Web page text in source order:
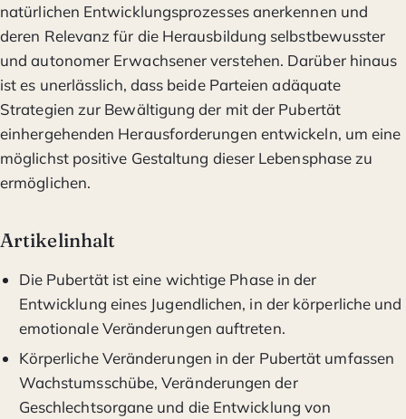
natürlichen Entwicklungsprozesses anerkennen und
deren Relevanz für die Herausbildung selbstbewusster
und autonomer Erwachsener verstehen. Darüber hinaus
ist es unerlässlich, dass beide Parteien adäquate
Strategien zur Bewältigung der mit der Pubertät
einhergehenden Herausforderungen entwickeln, um eine
möglichst positive Gestaltung dieser Lebensphase zu
ermöglichen.
Artikelinhalt
Die Pubertät ist eine wichtige Phase in der
Entwicklung eines Jugendlichen, in der körperliche und
emotionale Veränderungen auftreten.
Körperliche Veränderungen in der Pubertät umfassen
Wachstumsschübe, Veränderungen der
Geschlechtsorgane und die Entwicklung von